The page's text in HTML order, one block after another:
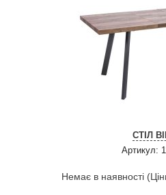
СТІЛ
Артикул:
Немає в наявності